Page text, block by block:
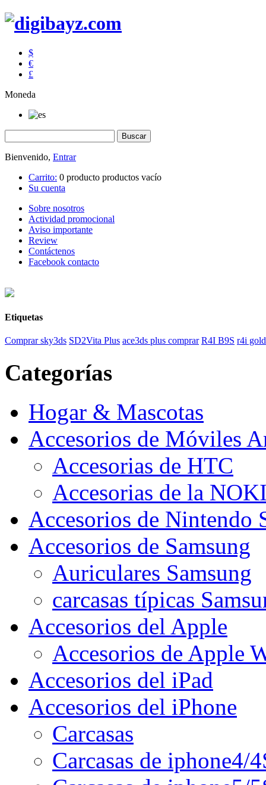
$
€
£
Moneda
Bienvenido, Entrar
Carrito: 0 producto productos vacío
Su cuenta
Sobre nosotros
Actividad promocional
Aviso importante
Review
Contáctenos
Facebook contacto
Etiquetas
Comprar sky3ds SD2Vita Plus ace3ds plus comprar R4I B9S r4i
Categorías
Hogar & Mascotas
Accesorios de Móviles
Accesorias de HTC
Accesorias de la
Accesorios de Nintendo
Accesorios de Samsung
Auriculares Samsung
carcasas típicas
Accesorios del Apple
Accesorios de Apple
Accesorios del iPad
Accesorios del iPhone
Carcasas
Carcasas de iphone4/